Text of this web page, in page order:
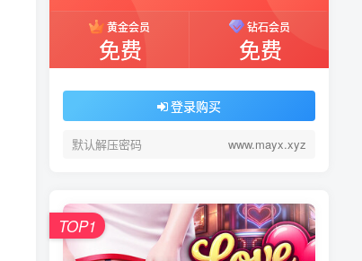
黄金会员
免费
钻石会员
免费
登录购买
默认解压密码 www.mayx.xyz
TOP1